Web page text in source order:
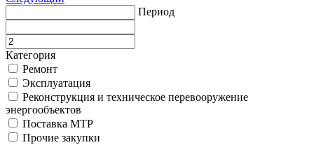
Период
Категория
Ремонт
Эксплуатация
Реконструкция и техническое перевооружение
энергообъектов
Поставка МТР
Прочие закупки